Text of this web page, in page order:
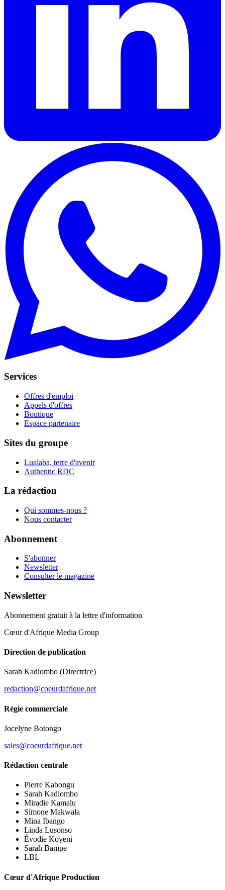
Services
Offres d'emploi
Appels d'offres
Boutique
Espace partenaire
Sites du groupe
Lualaba, terre d'avenir
Authentic RDC
La rédaction
Qui sommes-nous ?
Nous contacter
Abonnement
S'abonner
Newsletter
Consulter le magazine
Newsletter
Abonnement gratuit à la lettre d'information
Cœur d'Afrique Media Group
Direction de publication
Sarah Kadiombo (Directrice)
redaction@coeurdafrique.net
Régie commerciale
Jocelyne Botongo
sales@coeurdafrique.net
Rédaction centrale
Pierre Kabongu
Sarah Kadiombo
Miradie Kamalu
Simone Makwala
Mina Ibango
Linda Lusonso
Évodie Koyeni
Sarah Bampe
LBL
Cœur d'Afrique Production